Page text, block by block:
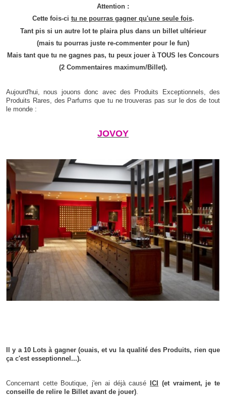
Attention :
Cette fois-ci tu ne pourras gagner qu'une seule fois.
Tant pis si un autre lot te plaira plus dans un billet ultérieur
(mais tu pourras juste re-commenter pour le fun)
Mais tant que tu ne gagnes pas, tu peux jouer à TOUS les Concours
(2 Commentaires maximum/Billet).
Aujourd'hui, nous jouons donc avec des Produits Exceptionnels, des
Produits Rares, des Parfums que tu ne trouveras pas sur le dos de tout
le monde :
JOVOY
Il y a 10 Lots à gagner (ouais, et vu la qualité des Produits, rien que
ça c'est esseptionnel...).
Concernant cette Boutique, j'en ai déjà causé ICI
(et vraiment, je te
conseille de relire le Billet avant de jouer)